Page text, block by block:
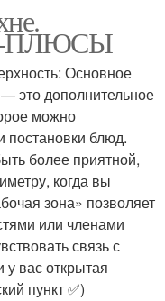
ПЛЮСЫ
Основное
это дополнительное
можно
постановки блюд.
более приятной,
когда вы
зона» позволяет
или членами
связь с
вас открытая
пункт ✅)